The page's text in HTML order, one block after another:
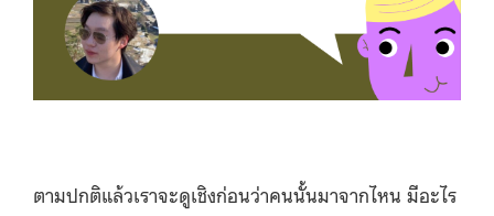
ตามปกติแล้วเราจะดูเชิงก่อนว่าคนนั้นมาจากไหน มีอะไร